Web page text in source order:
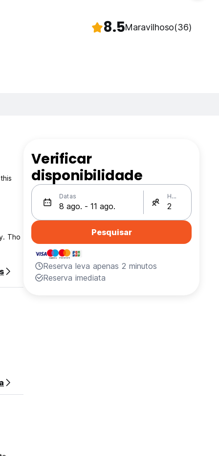
8.5Maravilhoso(36)
Tho
Verificar
disponibilidade
Datas Hóspedes
Pesquisar
Reserva leva apenas 2 minutos
Reserva imediata